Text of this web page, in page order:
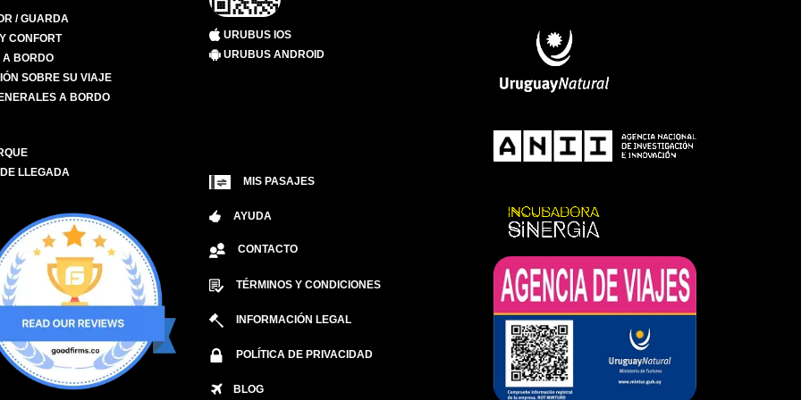
/ GUARDA
CONFORT
A BORDO
SOBRE SU VIAJE
A BORDO
LLEGADA
URUBUS IOS
URUBUS ANDROID
MIS PASAJES
AYUDA
CONTACTO
TÉRMINOS Y CONDICIONES
INFORMACIÓN LEGAL
POLÍTICA DE PRIVACIDAD
BLOG